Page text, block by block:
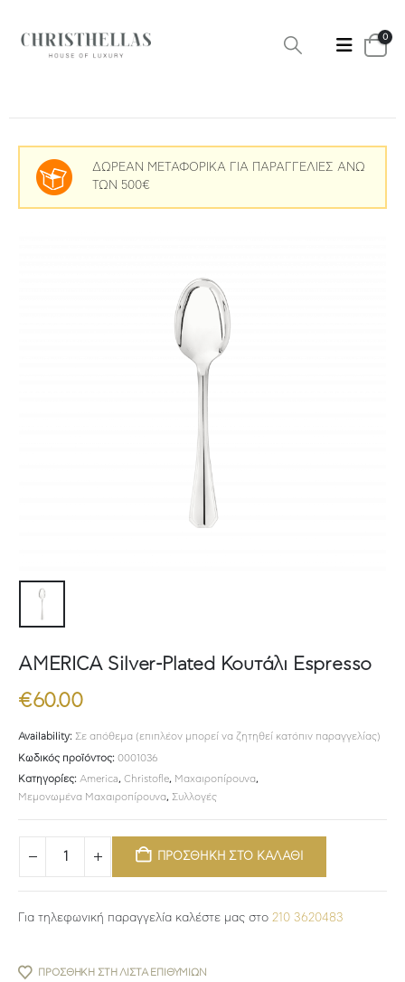
0
ΔΩΡΕΑΝ ΜΕΤΑΦΟΡΙΚΑ ΓΙΑ ΠΑΡΑΓΓΕΛΙΕΣ ΑΝΩ
ΤΩΝ 500€
AMERICA Silver-Plated Κουτάλι Espresso
€60.00
Availability: Σε απόθεμα (επιπλέον μπορεί να ζητηθεί κατόπιν παραγγελίας)
Κωδικός προϊόντος: 0001036
Κατηγορίες: America, Christofle, Μαχαιροπίρουνα,
Μεμονωμένα Μαχαιροπίρουνα, Συλλογές
ΠΡΟΣΘΗΚΗ ΣΤΟ ΚΑΛΑΘΙ
Για τηλεφωνική παραγγελία καλέστε μας στο 210 3620483
ΠΡΟΣΘΉΚΗ ΣΤΗ ΛΊΣΤΑ ΕΠΙΘΥΜΙΏΝ